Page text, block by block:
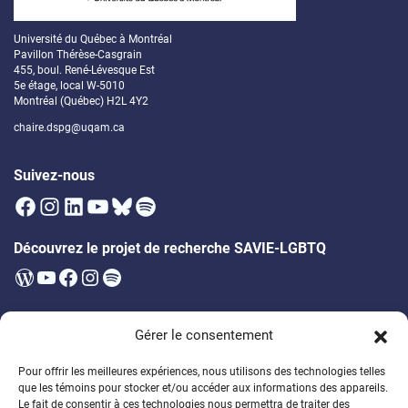
Gérer le consentement
Pour offrir les meilleures expériences, nous utilisons des technologies telles
que les témoins pour stocker et/ou accéder aux informations des appareils.
Le fait de consentir à ces technologies nous permettra de traiter des
Université du Québec à Montréal
Pavillon Thérèse-Casgrain
455, boul. René-Lévesque Est
5e étage, local W-5010
Montréal (Québec) H2L 4Y2
chaire.dspg@uqam.ca
Suivez-nous
Facebook
Instagram
LinkedIn
YouTube
Bluesky
Spotify
Découvrez le projet de recherche SAVIE-LGBTQ
WordPress
YouTube
Facebook
Instagram
Spotify
Soutenez la formation des étudiant·es